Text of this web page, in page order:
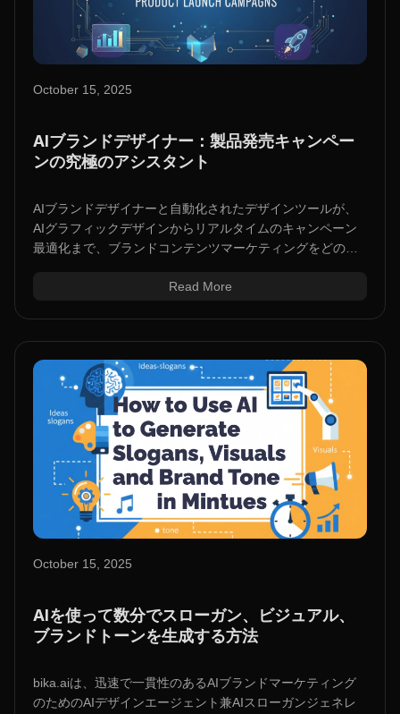
October 15, 2025
AIブランドデザイナー：製品発売キャンペー
ンの究極のアシスタント
AIブランドデザイナーと自動化されたデザインツールが、
AIグラフィックデザインからリアルタイムのキャンペーン
最適化まで、ブランドコンテンツマーケティングをどのよ
Read More
October 15, 2025
AIを使って数分でスローガン、ビジュアル、
ブランドトーンを生成する方法
bika.aiは、迅速で一貫性のあるAIブランドマーケティング
のためのAIデザインエージェント兼AIスローガンジェネレ